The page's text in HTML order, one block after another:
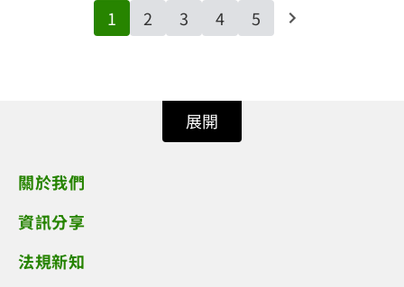
1
2 3 4 5
展開
關於我們
資訊分享
法規新知